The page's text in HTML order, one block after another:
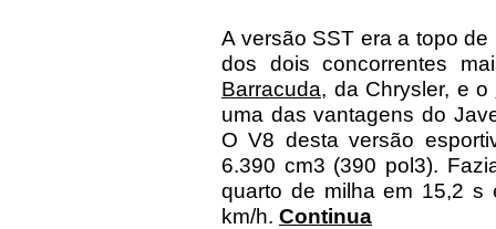
A versão SST era a topo
dos dois concorrentes
Barracuda, da Chrysler, e o
uma das vantagens do
O V8 desta versão
6.390 cm3 (390 pol3).
quarto de milha em 15,2 s
km/h. Continua